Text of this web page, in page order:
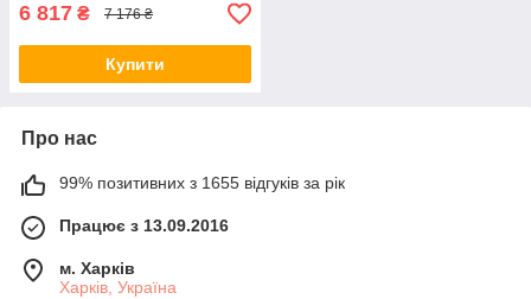
6 817 ₴ 7 176 ₴
Купити
Про нас
99% позитивних з 1655 відгуків за рік
Працює з 13.09.2016
м. Харків
Харків, Україна